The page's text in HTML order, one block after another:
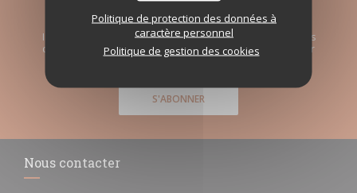
Politique de protection des données à
caractère personnel
Politique de gestion des cookies
Newsletter*
Inscrivez-vous à notre lettre d'information pour recevoir des
communications personnalisées et des offres marketing par
courriel.
S'ABONNER
Nous contacter